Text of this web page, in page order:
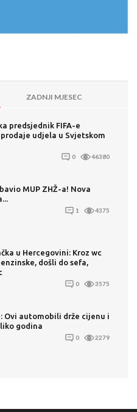
ZADNJI MJESEC
predsjednik FIFA-e
udjela u Svjetskom
0 46380
MUP ZHŽ-a! Nova
1 4375
u Hercegovini: Kroz wc
došli do sefa,
0 3575
Ovi automobili drže cijenu i
godina
0 2279